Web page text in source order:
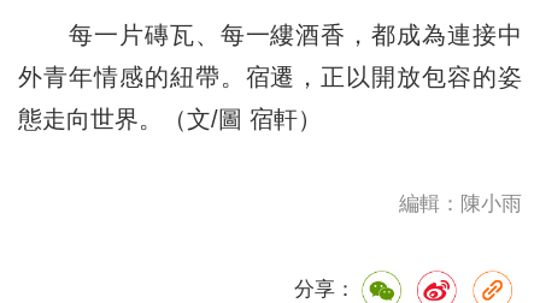
每一片磚瓦、每一縷酒香，都成為連接中
外青年情感的紐帶。宿遷，正以開放包容的姿
態走向世界。（文/圖 宿軒）
編輯：陳小雨
分享：